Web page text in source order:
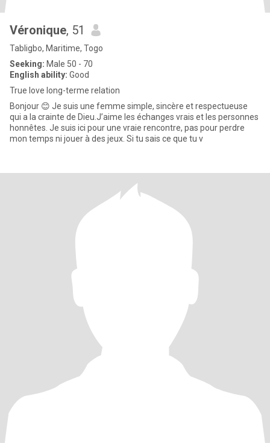
Véronique, 51
Tabligbo, Maritime, Togo
Seeking: Male 50 - 70
English ability: Good
True love long-terme relation
Bonjour 😊 Je suis une femme simple, sincère et respectueuse
qui a la crainte de Dieu.J’aime les échanges vrais et les personnes
honnêtes. Je suis ici pour une vraie rencontre, pas pour perdre
mon temps ni jouer à des jeux. Si tu sais ce que tu v